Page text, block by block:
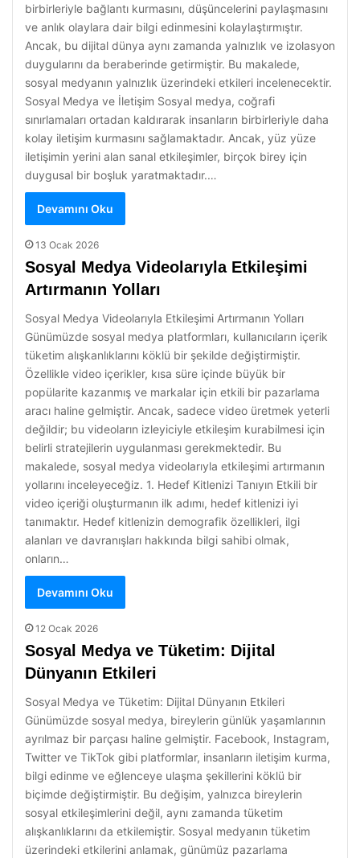
birbirleriyle bağlantı kurmasını, düşüncelerini paylaşmasını
ve anlık olaylara dair bilgi edinmesini kolaylaştırmıştır.
Ancak, bu dijital dünya aynı zamanda yalnızlık ve izolasyon
duygularını da beraberinde getirmiştir. Bu makalede,
sosyal medyanın yalnızlık üzerindeki etkileri incelenecektir.
Sosyal Medya ve İletişim Sosyal medya, coğrafi
sınırlamaları ortadan kaldırarak insanların birbirleriyle daha
kolay iletişim kurmasını sağlamaktadır. Ancak, yüz yüze
iletişimin yerini alan sanal etkileşimler, birçok birey için
duygusal bir boşluk yaratmaktadır.…
Devamını Oku
13 Ocak 2026
Sosyal Medya Videolarıyla Etkileşimi
Artırmanın Yolları
Sosyal Medya Videolarıyla Etkileşimi Artırmanın Yolları
Günümüzde sosyal medya platformları, kullanıcıların içerik
tüketim alışkanlıklarını köklü bir şekilde değiştirmiştir.
Özellikle video içerikler, kısa süre içinde büyük bir
popülarite kazanmış ve markalar için etkili bir pazarlama
aracı haline gelmiştir. Ancak, sadece video üretmek yeterli
değildir; bu videoların izleyiciyle etkileşim kurabilmesi için
belirli stratejilerin uygulanması gerekmektedir. Bu
makalede, sosyal medya videolarıyla etkileşimi artırmanın
yollarını inceleyeceğiz. 1. Hedef Kitlenizi Tanıyın Etkili bir
video içeriği oluşturmanın ilk adımı, hedef kitlenizi iyi
tanımaktır. Hedef kitlenizin demografik özellikleri, ilgi
alanları ve davranışları hakkında bilgi sahibi olmak,
onların…
Devamını Oku
12 Ocak 2026
Sosyal Medya ve Tüketim: Dijital
Dünyanın Etkileri
Sosyal Medya ve Tüketim: Dijital Dünyanın Etkileri
Günümüzde sosyal medya, bireylerin günlük yaşamlarının
ayrılmaz bir parçası haline gelmiştir. Facebook, Instagram,
Twitter ve TikTok gibi platformlar, insanların iletişim kurma,
bilgi edinme ve eğlenceye ulaşma şekillerini köklü bir
biçimde değiştirmiştir. Bu değişim, yalnızca bireylerin
sosyal etkileşimlerini değil, aynı zamanda tüketim
alışkanlıklarını da etkilemiştir. Sosyal medyanın tüketim
üzerindeki etkilerini anlamak, günümüz pazarlama